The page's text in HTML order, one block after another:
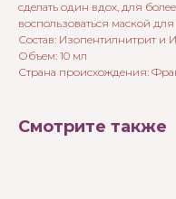
сделать один вдох, для
воспользоваться маской
Состав: Изопентилнитрит и
Объем: 10 мл
Страна происхождения:
Смотрите также